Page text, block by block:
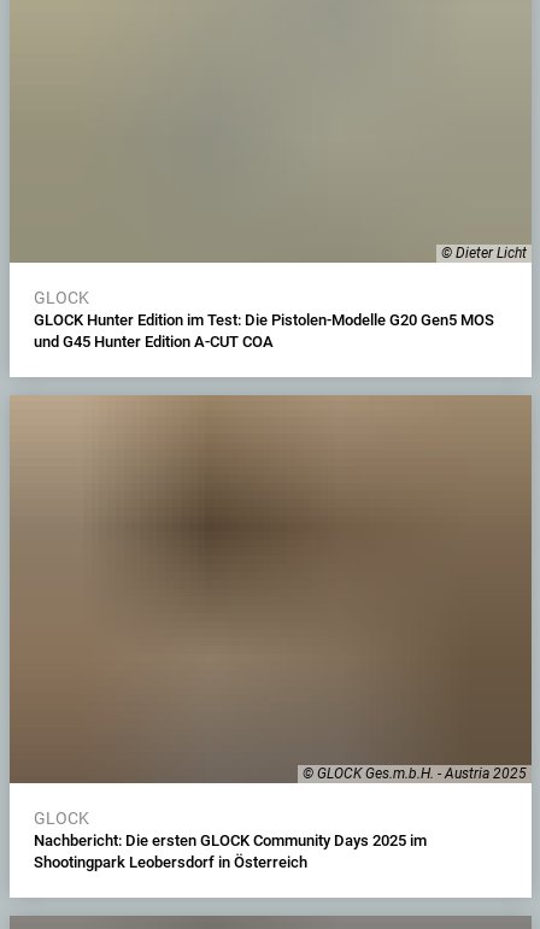
© Dieter Licht
GLOCK
GLOCK Hunter Edition im Test: Die Pistolen-Modelle G20 Gen5 MOS
und G45 Hunter Edition A-CUT COA
© GLOCK Ges.m.b.H. - Austria 2025
GLOCK
Nachbericht: Die ersten GLOCK Community Days 2025 im
Shootingpark Leobersdorf in Österreich